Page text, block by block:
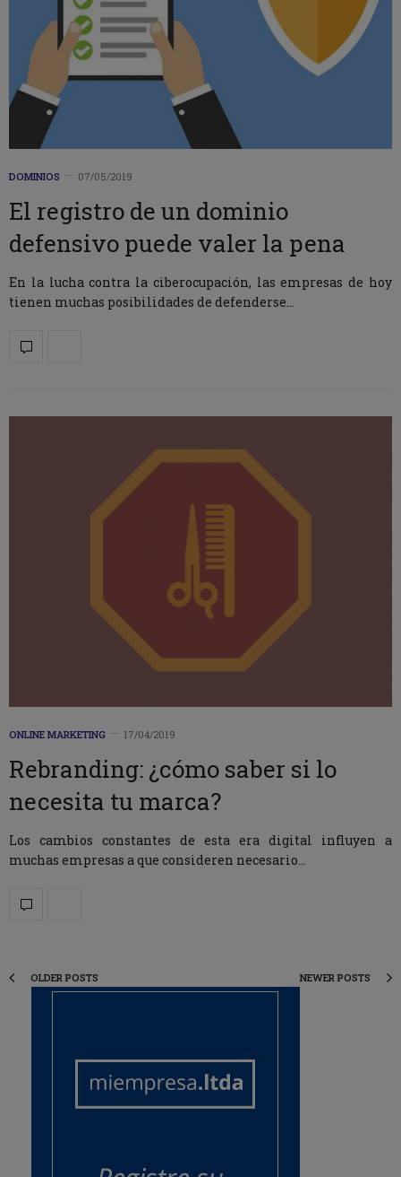
DOMINIOS 07/05/2019
El registro de un dominio
defensivo puede valer la pena
En la lucha contra la ciberocupación, las empresas de hoy
tienen muchas posibilidades de defenderse…
ONLINE MARKETING 17/04/2019
Rebranding: ¿cómo saber si lo
necesita tu marca?
Los cambios constantes de esta era digital influyen a
muchas empresas a que consideren necesario…
OLDER POSTS NEWER POSTS